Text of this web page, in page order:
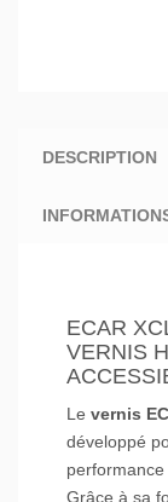
DESCRIPTION
ECAR
VERNIS
Le vernis
développé
performance
Grâce à sa